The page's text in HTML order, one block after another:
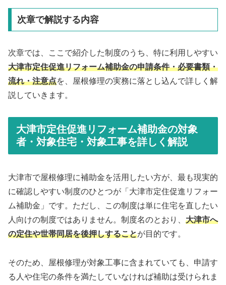
次章で解説する内容
次章では、ここで紹介した制度のうち、特に利用しやすい
大津市定住促進リフォーム補助金の申請条件・必要書類・
流れ・注意点を、屋根修理の実務に落とし込んで詳しく解
説していきます。
大津市定住促進リフォーム補助金の対象
者・対象住宅・対象工事を詳しく解説
大津市で屋根修理に補助金を活用したい方が、最も現実的
に確認しやすい制度のひとつが「大津市定住促進リフォー
ム補助金」です。ただし、この制度は単に住宅を直したい
人向けの制度ではありません。制度名のとおり、 大津市へ
の定住や世帯同居を後押しすることが目的です。
そのため、屋根修理が対象工事に含まれていても、申請す
る人や住宅の条件を満たしていなければ補助は受けられま